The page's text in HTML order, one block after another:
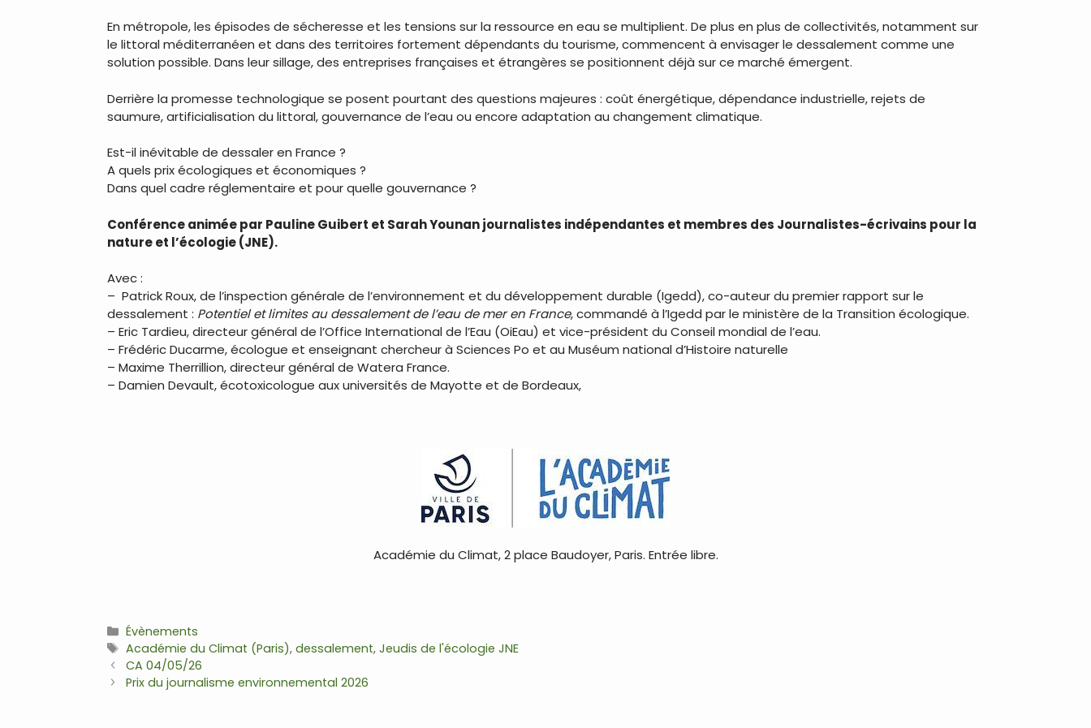
En métropole, les épisodes de sécheresse et les tensions sur la ressource en eau se multiplient. De plus en plus de collectivités, notamment sur
le littoral méditerranéen et dans des territoires fortement dépendants du tourisme, commencent à envisager le dessalement comme une
solution possible. Dans leur sillage, des entreprises françaises et étrangères se positionnent déjà sur ce marché émergent.
Derrière la promesse technologique se posent pourtant des questions majeures : coût énergétique, dépendance industrielle, rejets de
saumure, artificialisation du littoral, gouvernance de l’eau ou encore adaptation au changement climatique.
Est-il inévitable de dessaler en France ?
A quels prix écologiques et économiques ?
Dans quel cadre réglementaire et pour quelle gouvernance ?
Conférence animée par Pauline Guibert et Sarah Younan journalistes indépendantes et membres des Journalistes-écrivains pour la
nature et l’écologie (JNE).
Avec :
– Patrick Roux, de l’inspection générale de l’environnement et du développement durable (Igedd), co-auteur du premier rapport sur le
dessalement : Potentiel et limites au dessalement de l’eau de mer en France, commandé à l’Igedd par le ministère de la Transition écologique.
– Eric Tardieu, directeur général de l’Office International de l’Eau (OiEau) et vice-président du Conseil mondial de l’eau.
– Frédéric Ducarme, écologue et enseignant chercheur à Sciences Po et au Muséum national d’Histoire naturelle
– Maxime Therrillion, directeur général de Watera France.
– Damien Devault, écotoxicologue aux universités de Mayotte et de Bordeaux,
Académie du Climat, 2 place Baudoyer, Paris. Entrée libre.
Catégories
Évènements
Étiquettes
Académie du Climat (Paris),dessalement,Jeudis de l'écologie JNE
Navigation
des
CA 04/05/26
Prix du journalisme environnemental 2026